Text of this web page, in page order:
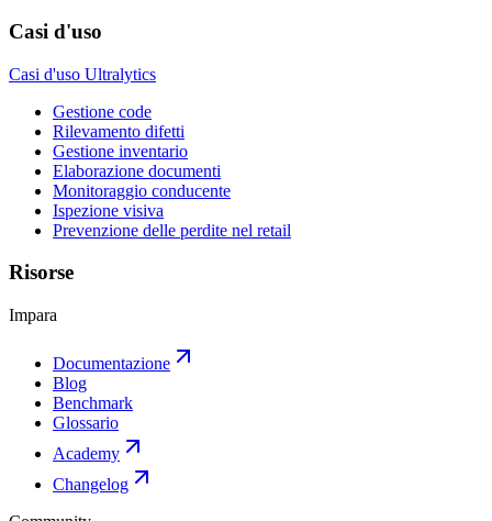
Casi d'uso
Casi d'uso Ultralytics
Gestione code
Rilevamento difetti
Gestione inventario
Elaborazione documenti
Monitoraggio conducente
Ispezione visiva
Prevenzione delle perdite nel retail
Risorse
Impara
Documentazione
Blog
Benchmark
Glossario
Academy
Changelog